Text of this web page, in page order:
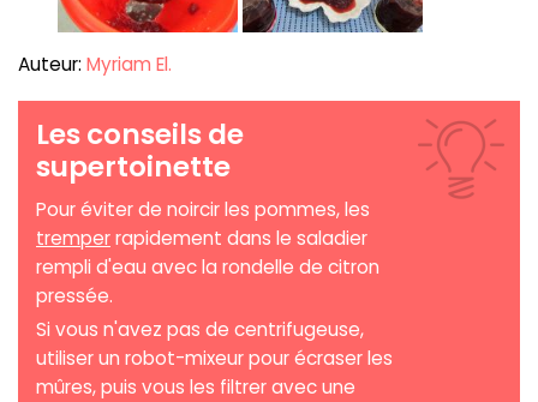
Auteur: Myriam El.
Les conseils de
supertoinette
Pour éviter de noircir les pommes, les
tremperrapidement dans le saladier
rempli d'eau avec la rondelle de citron
pressée.
Si vous n'avez pas de centrifugeuse,
utiliser un robot-mixeur pour écraser les
mûres, puis vous les filtrer avec une